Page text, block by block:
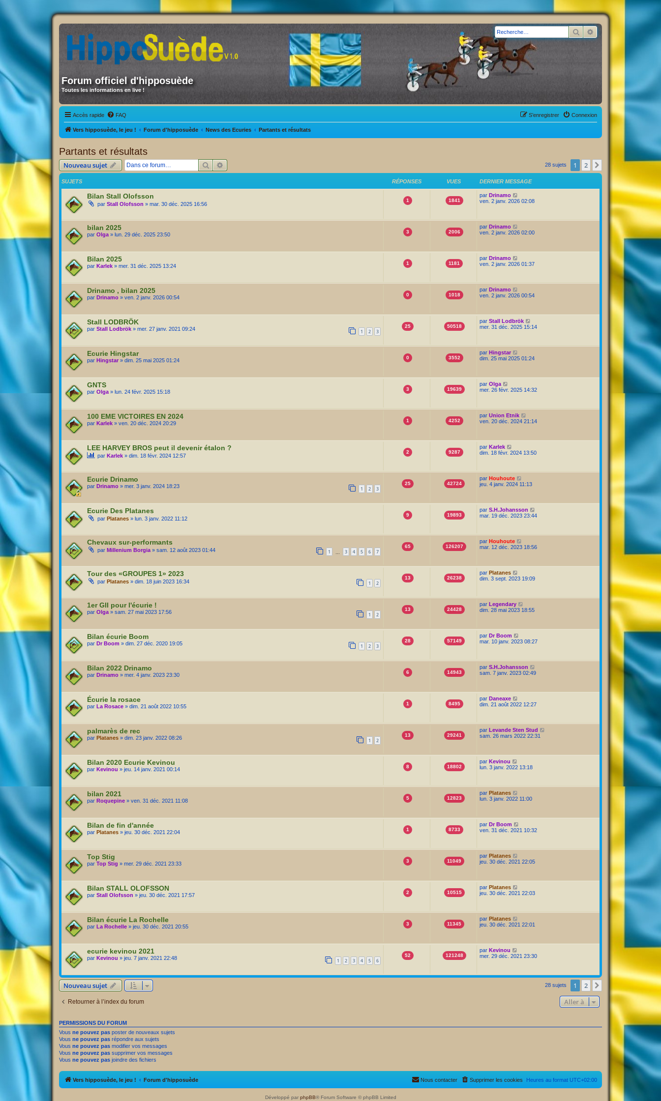
Forum officiel d'hipposuède
Toutes les informations en live !
Rechercher
Accès rapide FAQ Connexion
S’enregistrer
Vers hipposuède, le jeu ! Forum d'hipposuède News des Ecuries Partants et résultats
Partants et résultats
Nouveau sujet Rechercher 28 sujets 1 2 Suivante
SUJETS RÉPONSES VUES DERNIER MESSAGE
Bilan Stall Olofsson
par Stall Olofsson » mar. 30 déc. 2025 16:56
1 1841
par Drinamo
ven. 2 janv. 2026 02:08
bilan 2025
par Olga » lun. 29 déc. 2025 23:50 3 2006
par Drinamo
ven. 2 janv. 2026 02:00
Bilan 2025
par Karlek » mer. 31 déc. 2025 13:24 1 1181
par Drinamo
ven. 2 janv. 2026 01:37
Drinamo , bilan 2025
par Drinamo » ven. 2 janv. 2026 00:54 0 1018
par Drinamo
ven. 2 janv. 2026 00:54
Stall LODBRÖK
par Stall Lodbrök » mer. 27 janv. 2021 09:24 1 2 3
25 50518
par Stall Lodbrök
mer. 31 déc. 2025 15:14
Ecurie Hingstar
par Hingstar » dim. 25 mai 2025 01:24 0 3552
par Hingstar
dim. 25 mai 2025 01:24
GNTS
par Olga » lun. 24 févr. 2025 15:18 3 19639
par Olga
mer. 26 févr. 2025 14:32
100 EME VICTOIRES EN 2024
par Karlek » ven. 20 déc. 2024 20:29 1 4252
par Union Etnik
ven. 20 déc. 2024 21:14
LEE HARVEY BROS peut il devenir étalon ?
par Karlek » dim. 18 févr. 2024 12:57
2 9287
par Karlek
dim. 18 févr. 2024 13:50
Ecurie Drinamo
par Drinamo » mer. 3 janv. 2024 18:23 1 2 3
25 42724
par Houhoute
jeu. 4 janv. 2024 11:13
Ecurie Des Platanes
par Platanes » lun. 3 janv. 2022 11:12
9 19893
par S.H.Johansson
mar. 19 déc. 2023 23:44
Chevaux sur-performants
par Millenium Borgia » sam. 12 août 2023 01:44 1 3 4 5 6 7
65 126207
par Houhoute
mar. 12 déc. 2023 18:56
Tour des «GROUPES 1» 2023
par Platanes » dim. 18 juin 2023 16:34 1 2
13 26238
par Platanes
dim. 3 sept. 2023 19:09
1er GII pour l'écurie !
par Olga » sam. 27 mai 2023 17:56 1 2
13 24428
par Legendary
dim. 28 mai 2023 18:55
Bilan écurie Boom
par Dr Boom » dim. 27 déc. 2020 19:05 1 2 3
28 57149
par Dr Boom
mar. 10 janv. 2023 08:27
Bilan 2022 Drinamo
par Drinamo » mer. 4 janv. 2023 23:30 6 14943
par S.H.Johansson
sam. 7 janv. 2023 02:49
Écurie la rosace
par La Rosace » dim. 21 août 2022 10:55 1 8495
par Daneaxe
dim. 21 août 2022 12:27
palmarès de rec
par Platanes » dim. 23 janv. 2022 08:26 1 2
13 29241
par Levande Sten Stud
sam. 26 mars 2022 22:31
Bilan 2020 Ecurie Kevinou
par Kevinou » jeu. 14 janv. 2021 00:14 8 18802
par Kevinou
lun. 3 janv. 2022 13:18
bilan 2021
par Roquepine » ven. 31 déc. 2021 11:08 5 12823
par Platanes
lun. 3 janv. 2022 11:00
Bilan de fin d'année
par Platanes » jeu. 30 déc. 2021 22:04 1 8733
par Dr Boom
ven. 31 déc. 2021 10:32
Top Stig
par Top Stig » mer. 29 déc. 2021 23:33 3 11049
par Platanes
jeu. 30 déc. 2021 22:05
Bilan STALL OLOFSSON
par Stall Olofsson » jeu. 30 déc. 2021 17:57 2 10515
par Platanes
jeu. 30 déc. 2021 22:03
Bilan écurie La Rochelle
par La Rochelle » jeu. 30 déc. 2021 20:55 3 11345
par Platanes
jeu. 30 déc. 2021 22:01
ecurie kevinou 2021
par Kevinou » jeu. 7 janv. 2021 22:48 1 2 3 4 5 6
52 121248
par Kevinou
mer. 29 déc. 2021 23:30
Nouveau sujet 28 sujets 1 2
Retourner à l’index du forum Aller à
PERMISSIONS DU FORUM
Vous ne pouvez pas poster de nouveaux sujets
Vous ne pouvez pas répondre aux sujets
Vous ne pouvez pas modifier vos messages
Vous ne pouvez pas supprimer vos messages
Vous ne pouvez pas joindre des fichiers
Vers hipposuède, le jeu ! Forum d'hipposuède Heures au format UTC+02:00
Supprimer les cookies
Nous contacter
Développé par phpBB® Forum Software © phpBB Limited